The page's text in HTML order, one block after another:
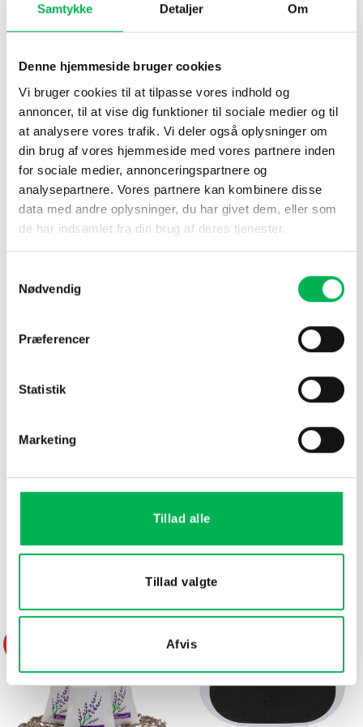
Samtykke Detaljer Om
Denne hjemmeside bruger cookies
Vi bruger cookies til at tilpasse vores indhold og
annoncer, til at vise dig funktioner til sociale medier og til
at analysere vores trafik. Vi deler også oplysninger om
din brug af vores hjemmeside med vores partnere inden
for sociale medier, annonceringspartnere og
analysepartnere. Vores partnere kan kombinere disse
data med andre oplysninger, du har givet dem, eller som
de har indsamlet fra din brug af deres tjenester.
Nødvendig
Præferencer
Statistik
Marketing
Tillad alle
Tillad valgte
Afvis
Beskyttelse for løbere, cyklister, postbud og andre, der ønsker
Træningshjælpemiddel til at mindske uønsket adfærd hos
hunde
Brugbar i forskellige miljøer, hvor uønskede hundemøder kan
forekomme
Tips
For bedst effekt, sigt enheden direkte mod hunden og hold
knappen inde i nogle sekunder. Gentag om nødvendigt. Bemærk,
at effektiviteten kan variere afhængigt af hundens temperament
og tidligere erfaringer. Produktet kræver et 9V-batteri
hurtig brug ved behov.
DU KUNNE OGSÅ VÆRE INTERESSERET I…
-34%